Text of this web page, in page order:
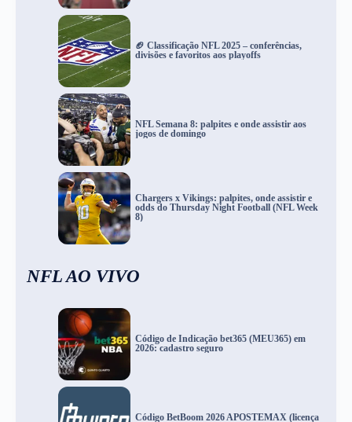
🏈 Classificação NFL 2025 – conferências,
divisões e favoritos aos playoffs
NFL Semana 8: palpites e onde assistir aos
jogos de domingo
Chargers x Vikings: palpites, onde assistir e
odds do Thursday Night Football (NFL Week
8)
NFL AO VIVO
Código de Indicação bet365 (MEU365) em
2026: cadastro seguro
Código BetBoom 2026 APOSTEMAX (licença